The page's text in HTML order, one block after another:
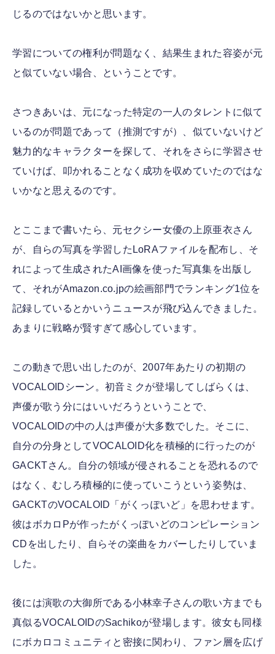
じるのではないかと思います。
学習についての権利が問題なく、結果生まれた容姿が元
と似ていない場合、ということです。
さつきあいは、元になった特定の一人のタレントに似て
いるのが問題であって（推測ですが）、似ていないけど
魅力的なキャラクターを探して、それをさらに学習させ
ていけば、叩かれることなく成功を収めていたのではな
いかなと思えるのです。
とここまで書いたら、元セクシー女優の上原亜衣さん
が、自らの写真を学習したLoRAファイルを配布し、そ
れによって生成されたAI画像を使った写真集を出版し
て、それがAmazon.co.jpの絵画部門でランキング1位を
記録しているとかいうニュースが飛び込んできました。
あまりに戦略が賢すぎて感心しています。
この動きで思い出したのが、2007年あたりの初期の
VOCALOIDシーン。初音ミクが登場してしばらくは、
声優が歌う分にはいいだろうということで、
VOCALOIDの中の人は声優が大多数でした。そこに、
自分の分身としてVOCALOID化を積極的に行ったのが
GACKTさん。自分の領域が侵されることを恐れるので
はなく、むしろ積極的に使っていこうという姿勢は、
GACKTのVOCALOID「がくっぽいど」を思わせます。
彼はボカロPが作ったがくっぽいどのコンピレーション
CDを出したり、自らその楽曲をカバーしたりしていま
した。
後には演歌の大御所である小林幸子さんの歌い方までも
真似るVOCALOIDのSachikoが登場します。彼女も同様
にボカロコミュニティと密接に関わり、ファン層を広げ